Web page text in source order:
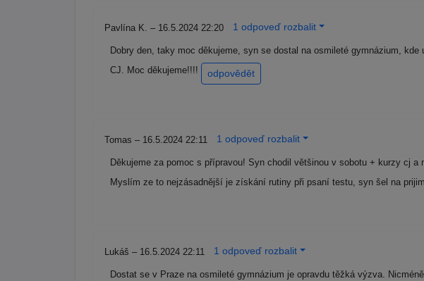
Pavlína K. – 16.5.2024 22:20 1 odpoveď rozbalit
Dobry den, taky moc děkujeme, syn se dostal na osmileté gymnázium,
CJ. Moc děkujeme!!!!
odpovědět
Tomas – 16.5.2024 22:11 1 odpoveď rozbalit
Děkujeme za pomoc s přípravou! Syn chodil většinou v sobotu + kurzy cj
Myslím ze to nejzásadnější je získání rutiny při psaní testu, syn šel na
Lukáš – 16.5.2024 22:11 1 odpoveď rozbalit
Dostat se v Praze na osmileté gymnázium je opravdu těžká výzva.